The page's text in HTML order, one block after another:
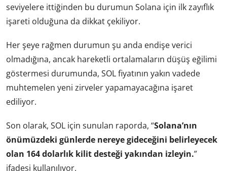
seviyelere ittiğinden bu durumun Solana için ilk zayıflık
işareti olduğuna da dikkat çekiliyor.
Her şeye rağmen durumun şu anda endişe verici
olmadığına, ancak hareketli ortalamaların düşüş eğilimi
göstermesi durumunda, SOL fiyatının yakın vadede
muhtemelen yeni zirveler yapamayacağına işaret
ediliyor.
Son olarak, SOL için sunulan raporda, “Solana’nın
önümüzdeki günlerde nereye gideceğini belirleyecek
olan 164 dolarlık kilit desteği yakından izleyin.”
ifadesi kullanılıyor.